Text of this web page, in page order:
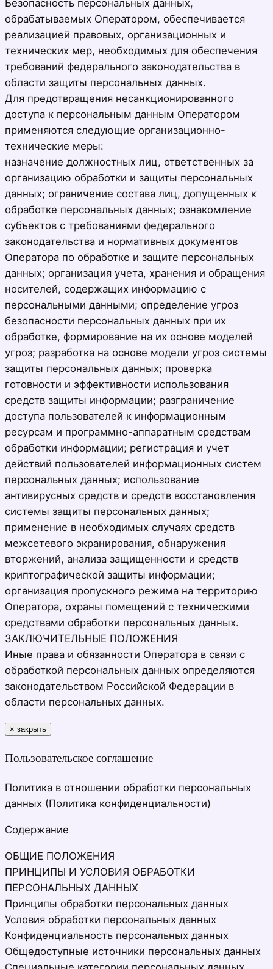
Безопасность персональных данных,
обрабатываемых Оператором, обеспечивается
реализацией правовых, организационных и
технических мер, необходимых для обеспечения
требований федерального законодательства в
области защиты персональных данных.
Для предотвращения несанкционированного
доступа к персональным данным Оператором
применяются следующие организационно-
технические меры:
назначение должностных лиц, ответственных за
организацию обработки и защиты персональных
данных; ограничение состава лиц, допущенных к
обработке персональных данных; ознакомление
субъектов с требованиями федерального
законодательства и нормативных документов
Оператора по обработке и защите персональных
данных; организация учета, хранения и обращения
носителей, содержащих информацию с
персональными данными; определение угроз
безопасности персональных данных при их
обработке, формирование на их основе моделей
угроз; разработка на основе модели угроз системы
защиты персональных данных; проверка
готовности и эффективности использования
средств защиты информации; разграничение
доступа пользователей к информационным
ресурсам и программно-аппаратным средствам
обработки информации; регистрация и учет
действий пользователей информационных систем
персональных данных; использование
антивирусных средств и средств восстановления
системы защиты персональных данных;
применение в необходимых случаях средств
межсетевого экранирования, обнаружения
вторжений, анализа защищенности и средств
криптографической защиты информации;
организация пропускного режима на территорию
Оператора, охраны помещений с техническими
средствами обработки персональных данных.
ЗАКЛЮЧИТЕЛЬНЫЕ ПОЛОЖЕНИЯ
Иные права и обязанности Оператора в связи с
обработкой персональных данных определяются
законодательством Российской Федерации в
области персональных данных.
× закрыть
Пользовательское соглашение
Политика в отношении обработки персональных
данных (Политика конфиденциальности)
Содержание
ОБЩИЕ ПОЛОЖЕНИЯ
ПРИНЦИПЫ И УСЛОВИЯ ОБРАБОТКИ
ПЕРСОНАЛЬНЫХ ДАННЫХ
Принципы обработки персональных данных
Условия обработки персональных данных
Конфиденциальность персональных данных
Общедоступные источники персональных данных